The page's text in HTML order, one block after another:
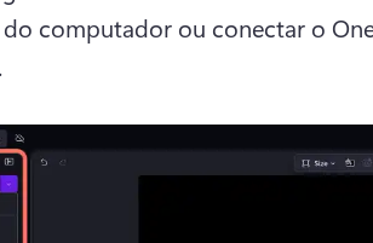
computador ou conectar o